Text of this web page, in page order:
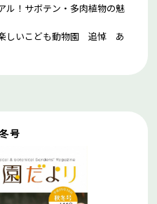
ル！サボテン・多肉植物の魅
楽しいこども動物園 追悼 あ
号